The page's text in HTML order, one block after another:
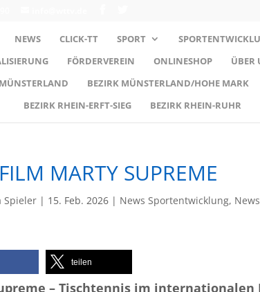
NEWS CLICK-TT SPORT
FÖRDERVEREIN ONLINESHOP ÜBER
BEZIRK MÜNSTERLAND/HOHE MARK
BEZIRK RHEIN-ERFT-SIEG
BEZIRK RHEIN-RUHR
MARTY SUPREME
Spieler | 15. Feb. 2026 | News Sportentwicklung,
teilen
– Tischtennis im internationalen